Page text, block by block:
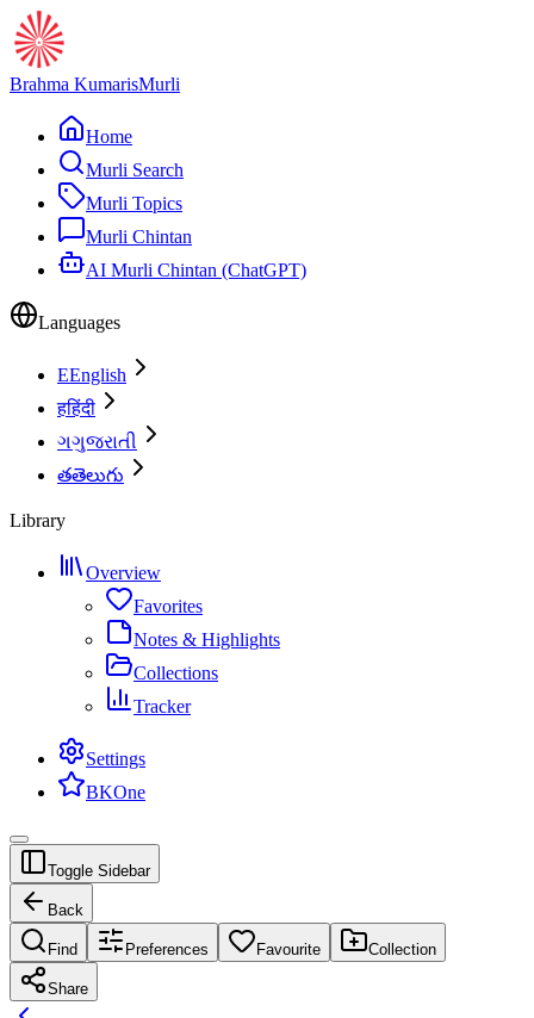
Brahma KumarisMurli
Home
Murli Search
Murli Topics
Murli Chintan
AI Murli Chintan (ChatGPT)
Languages
EEnglish
हहिंदी
ગગુજરાતી
తతెలుగు
Library
Overview
Favorites
Notes & Highlights
Collections
Tracker
Settings
BKOne
Toggle Sidebar
Back
Find Preferences Favourite Collection
Share